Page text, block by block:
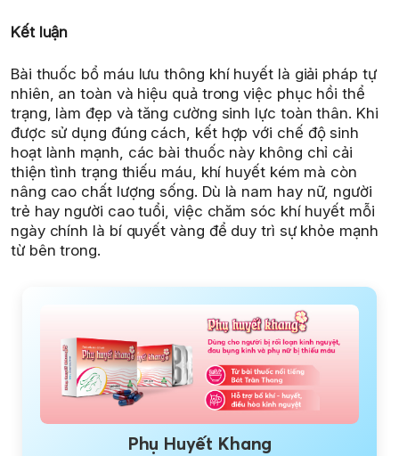
Kết luận
Bài thuốc bổ máu lưu thông khí huyết là giải pháp tự
nhiên, an toàn và hiệu quả trong việc phục hồi thể
trạng, làm đẹp và tăng cường sinh lực toàn thân. Khi
được sử dụng đúng cách, kết hợp với chế độ sinh
hoạt lành mạnh, các bài thuốc này không chỉ cải
thiện tình trạng thiếu máu, khí huyết kém mà còn
nâng cao chất lượng sống. Dù là nam hay nữ, người
trẻ hay người cao tuổi, việc chăm sóc khí huyết mỗi
ngày chính là bí quyết vàng để duy trì sự khỏe mạnh
từ bên trong.
Phụ Huyết Khang